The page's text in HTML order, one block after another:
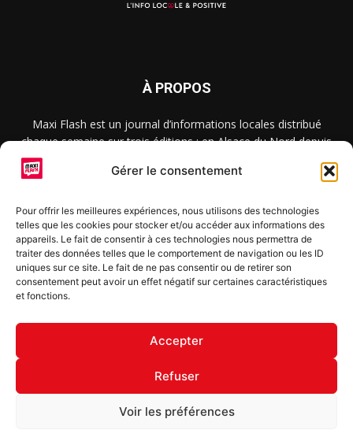
Gérer le consentement
Pour offrir les meilleures expériences, nous utilisons des technologies
telles que les cookies pour stocker et/ou accéder aux informations des
appareils. Le fait de consentir à ces technologies nous permettra de
traiter des données telles que le comportement de navigation ou les ID
uniques sur ce site. Le fait de ne pas consentir ou de retirer son
consentement peut avoir un effet négatif sur certaines caractéristiques
et fonctions.
Accepter
Refuser
Voir les préférences
À PROPOS
Maxi Flash est un journal d’informations locales distribué
chaque semaine sur trois éditions : en Alsace du Nord depuis
2015, dans les secteurs d’Obernai-Molsheim-Erstein depuis
2022, et à Colmar, Vignoble et Plaine depuis 2023.
SUIVEZ-NOUS
S'inscrire à la newsletter
© Copyright © 2022 Maxi Flash